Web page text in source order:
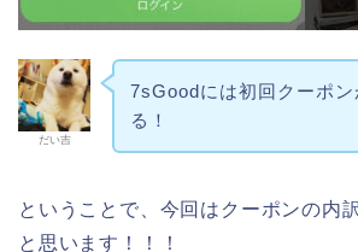
だい吉
7sGoodには初回クーポン
る！
ということで、今回はクーポンの内
と思います！！！